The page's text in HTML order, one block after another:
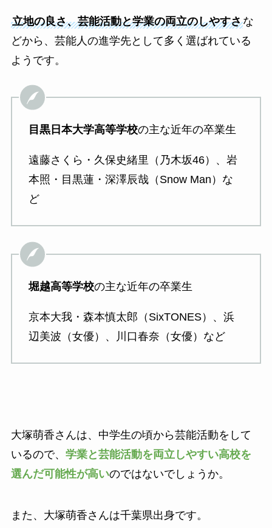
立地の良さ、芸能活動と学業の両立のしやすさな
どから、芸能人の進学先として多く選ばれている
ようです。
目黒日本大学高等学校の主な近年の卒業生
遠藤さくら・久保史緒里（乃木坂46）、岩
本照・目黒蓮・深澤辰哉（Snow Man）な
ど
堀越高等学校の主な近年の卒業生
京本大我・森本慎太郎（SixTONES）、浜
辺美波（女優）、川口春奈（女優）など
大塚萌香さんは、中学生の頃から芸能活動をして
いるので、 学業と芸能活動を両立しやすい高校を
選んだ可能性が高いのではないでしょうか。
また、大塚萌香さんは千葉県出身です。